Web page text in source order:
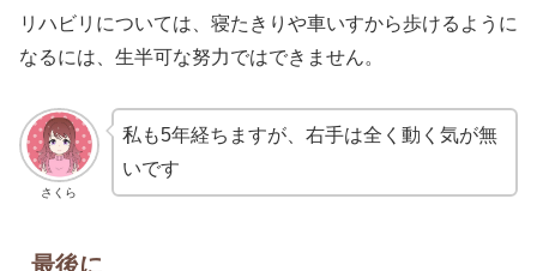
リハビリについては、寝たきりや車いすから歩けるように
なるには、生半可な努力ではできません。
さくら
私も5年経ちますが、右手は全く動く気が無
いです
最後に